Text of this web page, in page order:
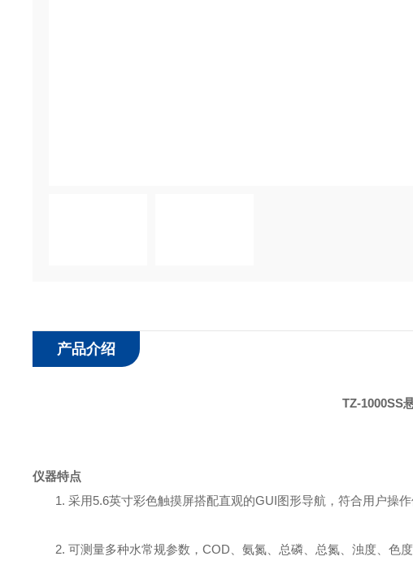
产品介绍
TZ-1000SS
仪器特点
1. 采用5.6英寸彩色触摸屏搭配直观的GUI图形导航 ， 符合用户操
2. 可测量多种水常规参数 ， COD 氨氮 总磷 总氮 浊度 色度